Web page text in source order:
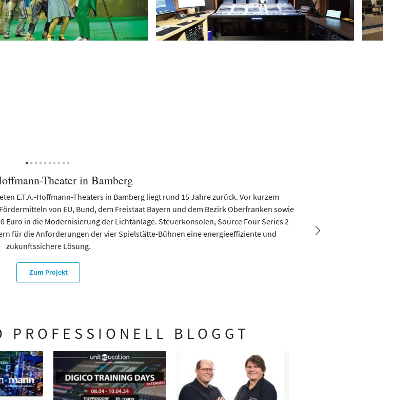
Theater in Bamberg
E.T.A.-Hoffmann-Theaters in Bamberg liegt rund 15 Jahre zurück. Vor kurzem
von EU, Bund, dem Freistaat Bayern und dem Bezirk Oberfranken sowie
in die Modernisierung der Lichtanlage. Steuerkonsolen, Source Four Series 2
für die Anforderungen der vier Spielstätte-Bühnen eine energieeffiziente und
zukunftssichere Lösung.
Zum Projekt
Studioperipherie für Ton
PROFESSIONELL BLOGGT